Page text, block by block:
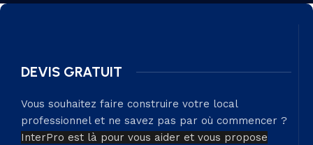
DEVIS GRATUIT
Vous souhaitez faire construire votre local
professionnel et ne savez pas par où commencer ?
InterPro est là pour vous aider et vous propose